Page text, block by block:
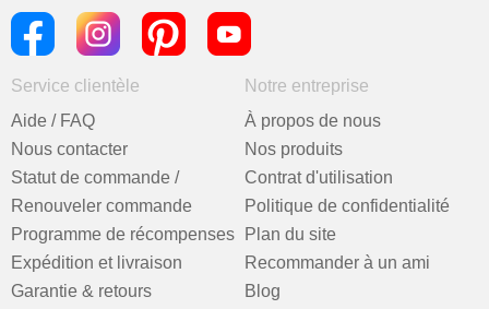
Service clientèle
Aide / FAQ
Nous contacter
Statut de commande /
Renouveler commande
Programme de récompenses
Expédition et livraison
Garantie & retours
Notre entreprise
À propos de nous
Nos produits
Contrat d'utilisation
Politique de confidentialité
Plan du site
Recommander à un ami
Blog